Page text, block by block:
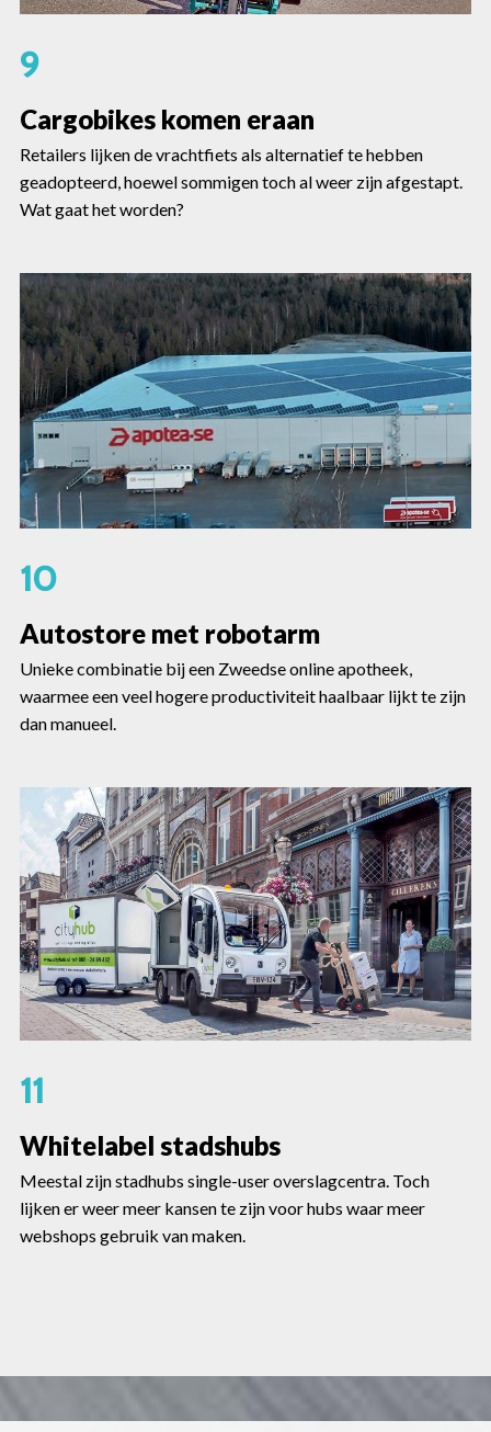
9
Cargobikes komen eraan
Retailers lijken de vrachtfiets als alternatief te hebben
geadopteerd, hoewel sommigen toch al weer zijn afgestapt.
Wat gaat het worden?
10
Autostore met robotarm
Unieke combinatie bij een Zweedse online apotheek,
waarmee een veel hogere productiviteit haalbaar lijkt te zijn
dan manueel.
11
Whitelabel stadshubs
Meestal zijn stadhubs single-user overslagcentra. Toch
lijken er weer meer kansen te zijn voor hubs waar meer
webshops gebruik van maken.